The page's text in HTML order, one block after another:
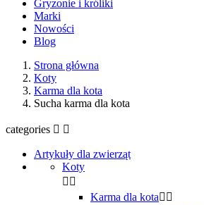
Gryzonie i króliki
Marki
Nowości
Blog
Strona główna
Koty
Karma dla kota
Sucha karma dla kota
categories  
Artykuły dla zwierząt
Koty
 
Karma dla kota 